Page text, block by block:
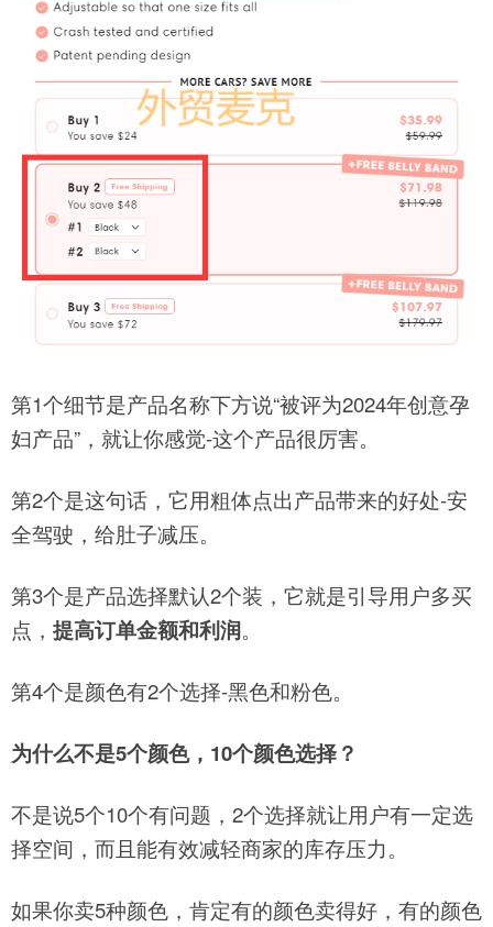
第1个细节是产品名称下方说“被评为2024年创意孕
妇产品”，就让你感觉-这个产品很厉害。
第2个是这句话，它用粗体点出产品带来的好处-安
全驾驶，给肚子减压。
第3个是产品选择默认2个装，它就是引导用户多买
点， 提高订单金额和利润。
第4个是颜色有2个选择-黑色和粉色。
为什么不是5个颜色，10个颜色选择？
不是说5个10个有问题，2个选择就让用户有一定选
择空间，而且能有效减轻商家的库存压力。
如果你卖5种颜色，肯定有的颜色卖得好，有的颜色